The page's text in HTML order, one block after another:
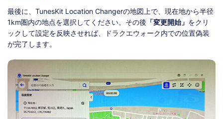
最後に、TunesKit Location Changerの地図上で、現在地から半径
1km圏内の地点を選択してください。その後 「変更開始」 をクリ
ックして設定を反映させれば、ドラクエウォーク内での位置偽装
が完了します。